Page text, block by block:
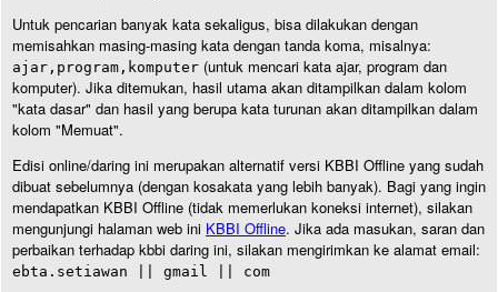
Untuk pencarian banyak kata sekaligus, bisa dilakukan dengan
memisahkan masing-masing kata dengan tanda koma, misalnya:
ajar,program,komputer (untuk mencari kata ajar, program dan
komputer). Jika ditemukan, hasil utama akan ditampilkan dalam kolom
"kata dasar" dan hasil yang berupa kata turunan akan ditampilkan dalam
kolom "Memuat".
Edisi online/daring ini merupakan alternatif versi KBBI Offline yang sudah
dibuat sebelumnya (dengan kosakata yang lebih banyak). Bagi yang ingin
mendapatkan KBBI Offline (tidak memerlukan koneksi internet), silakan
mengunjungi halaman web ini KBBI Offline. Jika ada masukan, saran dan
perbaikan terhadap kbbi daring ini, silakan mengirimkan ke alamat email:
ebta.setiawan || gmail || com